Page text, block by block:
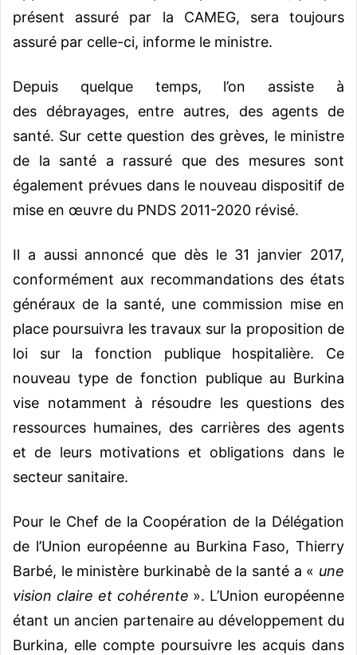
présent assuré par la CAMEG, sera toujours
assuré par celle-ci, informe le ministre.
Depuis quelque temps, l’on assiste à
des débrayages, entre autres, des agents de
santé. Sur cette question des grèves, le ministre
de la santé a rassuré que des mesures sont
également prévues dans le nouveau dispositif de
mise en œuvre du PNDS 2011-2020 révisé.
Il a aussi annoncé que dès le 31 janvier 2017,
conformément aux recommandations des états
généraux de la santé, une commission mise en
place poursuivra les travaux sur la proposition de
loi sur la fonction publique hospitalière. Ce
nouveau type de fonction publique au Burkina
vise notamment à résoudre les questions des
ressources humaines, des carrières des agents
et de leurs motivations et obligations dans le
secteur sanitaire.
Pour le Chef de la Coopération de la Délégation
de l’Union européenne au Burkina Faso, Thierry
Barbé, le ministère burkinabè de la santé a « une
vision claire et cohérente ». L’Union européenne
étant un ancien partenaire au développement du
Burkina, elle compte poursuivre les acquis dans